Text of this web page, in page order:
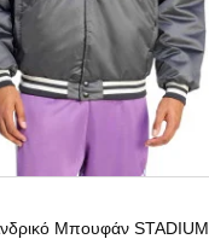
Μπουφάν STADIUM